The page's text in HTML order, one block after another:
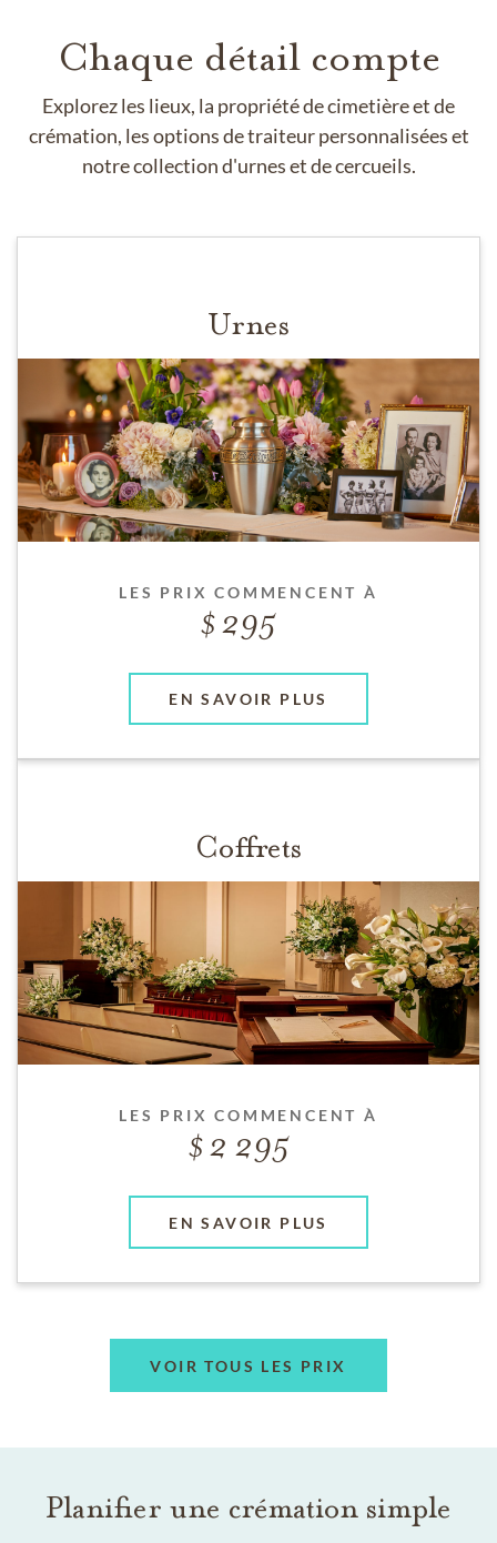
Chaque détail compte
Explorez les lieux, la propriété de cimetière et de
crémation, les options de traiteur personnalisées et
notre collection d'urnes et de cercueils.
Urnes
LES PRIX COMMENCENT À
295
EN SAVOIR PLUS
Coffrets
LES PRIX COMMENCENT À
2 295
EN SAVOIR PLUS
VOIR TOUS LES PRIX
Planifier une crémation simple